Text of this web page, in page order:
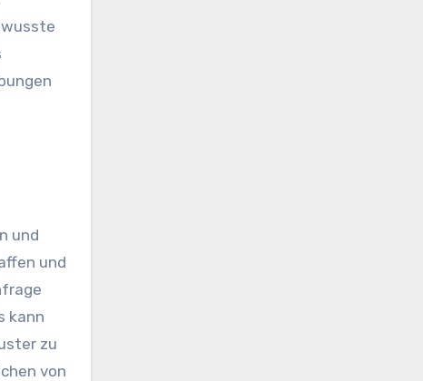
und
und
kann
zu
von